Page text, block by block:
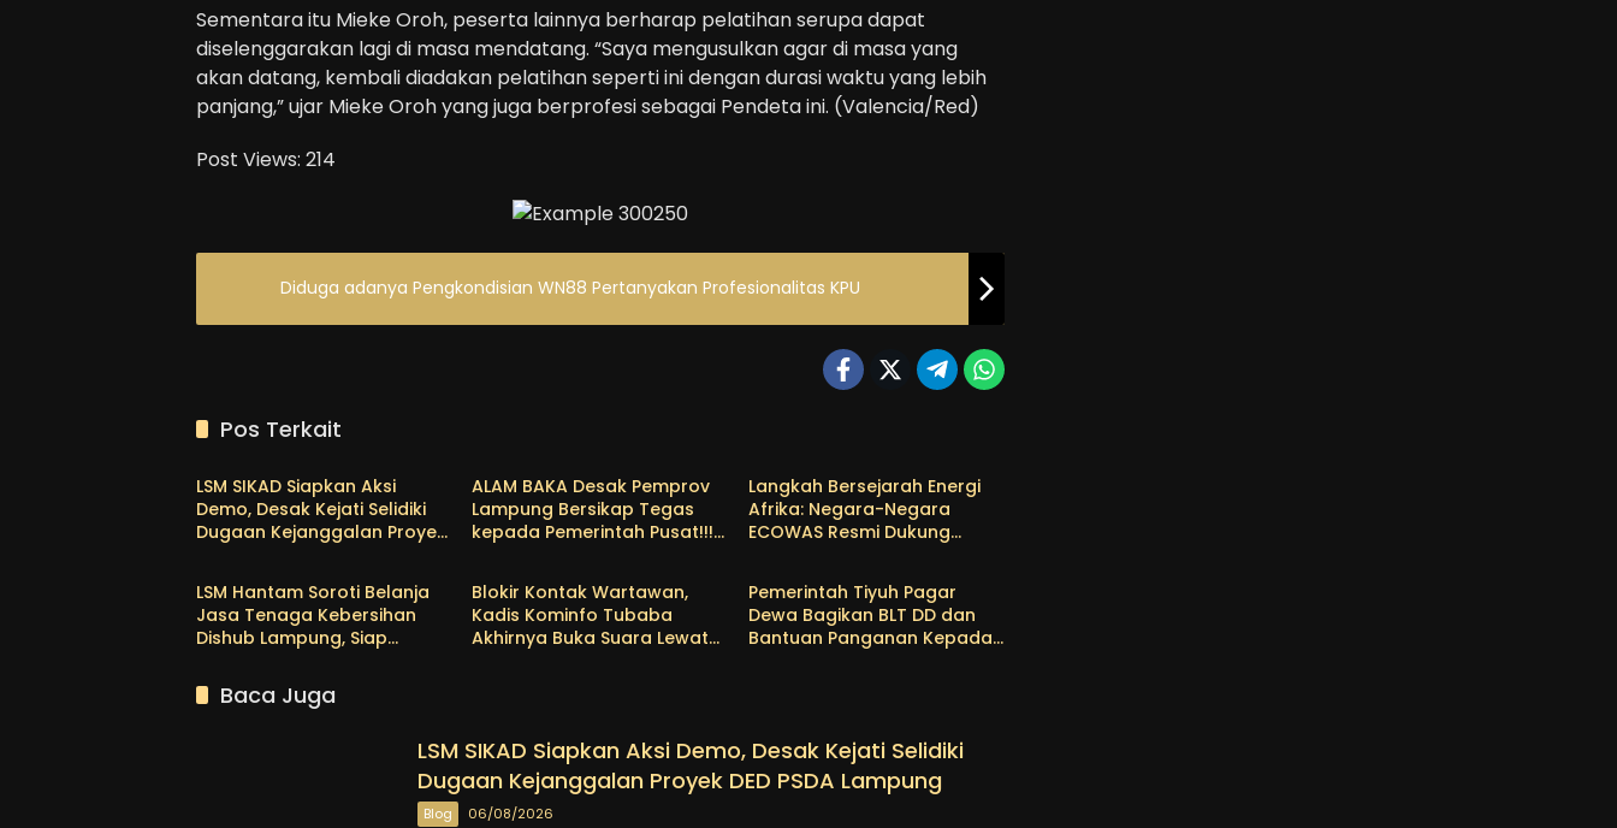
Sementara itu Mieke Oroh, peserta lainnya berharap pelatihan serupa dapat
diselenggarakan lagi di masa mendatang. “Saya mengusulkan agar di masa yang
akan datang, kembali diadakan pelatihan seperti ini dengan durasi waktu yang lebih
panjang,” ujar Mieke Oroh yang juga berprofesi sebagai Pendeta ini. (Valencia/Red)
Post Views: 214
Diduga adanya Pengkondisian WN88 Pertanyakan Profesionalitas KPU
Pos Terkait
Blog
LSM SIKAD Siapkan Aksi
Demo, Desak Kejati Selidiki
Dugaan Kejanggalan Proyek
ALAM BAKA Desak Pemprov
Lampung Bersikap Tegas
kepada Pemerintah Pusat!!!
APBN-APBD
Langkah Bersejarah Energi
Afrika: Negara-Negara
ECOWAS Resmi Dukung
Blog
LSM Hantam Soroti Belanja
Jasa Tenaga Kebersihan
Dishub Lampung, Siap
Blog
Blokir Kontak Wartawan,
Kadis Kominfo Tubaba
Akhirnya Buka Suara Lewat
Advertorial
Pemerintah Tiyuh Pagar
Dewa Bagikan BLT DD dan
Bantuan Panganan Kepada
Baca Juga
LSM SIKAD Siapkan Aksi Demo, Desak Kejati Selidiki
Dugaan Kejanggalan Proyek DED PSDA Lampung
Blog 06/08/2026